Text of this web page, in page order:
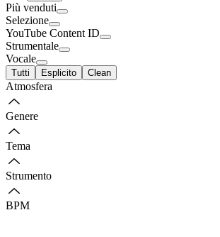
Più venduti
Selezione
YouTube Content ID
Strumentale
Vocale
Tutti Esplicito Clean
Atmosfera
Genere
Tema
Strumento
BPM